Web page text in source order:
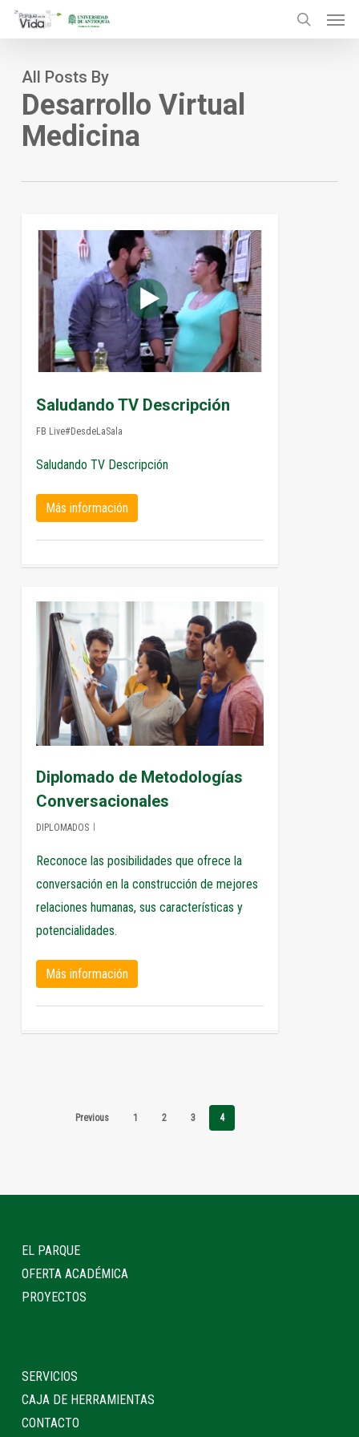
Skip
content
search
All Posts By
Desarrollo Virtual
Medicina
Saludando TV Descripción
FB Live#DesdeLaSala
Saludando TV Descripción
Más información
Diplomado de Metodologías
Conversacionales
DIPLOMADOS
Reconoce las posibilidades que ofrece la
conversación en la construcción de mejores
relaciones humanas, sus características y
potencialidades.
Más información
Previous 1 2 3 4
EL PARQUE
OFERTA ACADÉMICA
PROYECTOS
SERVICIOS
CAJA DE HERRAMIENTAS
CONTACTO